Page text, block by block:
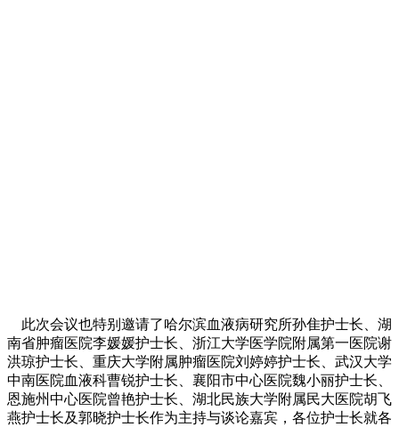
此次会议也特别邀请了哈尔滨血液病研究所孙隹护士长、湖
南省肿瘤医院李媛媛护士长、浙江大学医学院附属第一医院谢
洪琼护士长、重庆大学附属肿瘤医院刘婷婷护士长、武汉大学
中南医院血液科曹锐护士长、襄阳市中心医院魏小丽护士长、
恩施州中心医院曾艳护士长、湖北民族大学附属民大医院胡飞
燕护士长及郭晓护士长作为主持与谈论嘉宾，各位护士长就各